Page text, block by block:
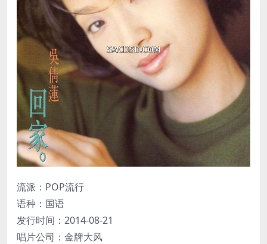
流派：POP流行
语种：国语
发行时间：2014-08-21
唱片公司：金牌大风